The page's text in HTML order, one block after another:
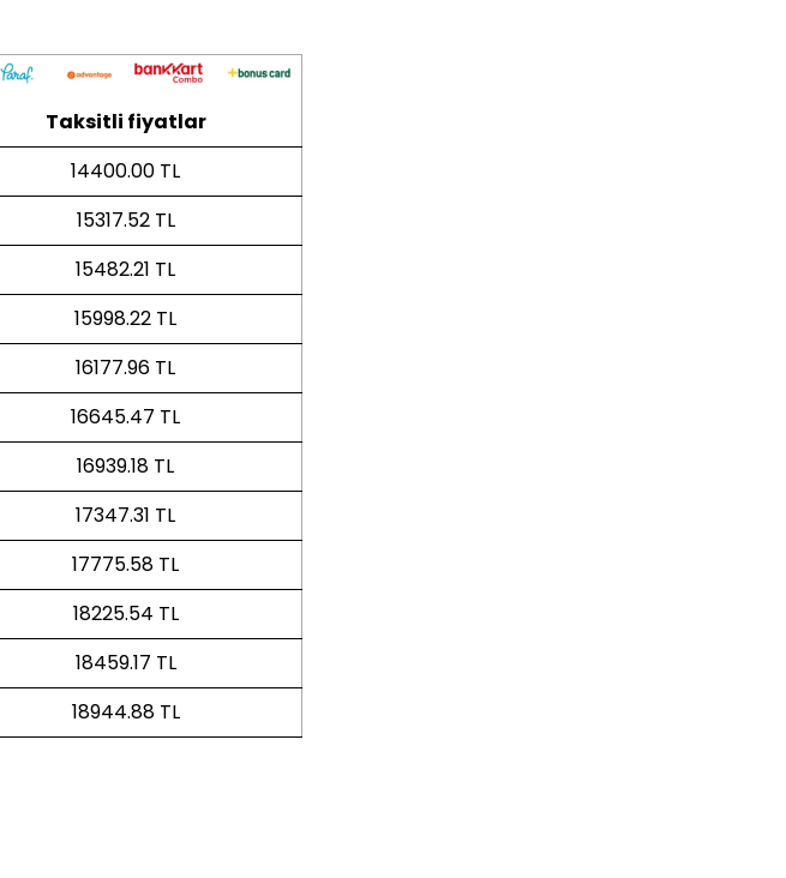
Taksitli fiyatlar
14400.00 TL
15317.52 TL
15482.21 TL
15998.22 TL
16177.96 TL
16645.47 TL
16939.18 TL
17347.31 TL
17775.58 TL
18225.54 TL
18459.17 TL
18944.88 TL